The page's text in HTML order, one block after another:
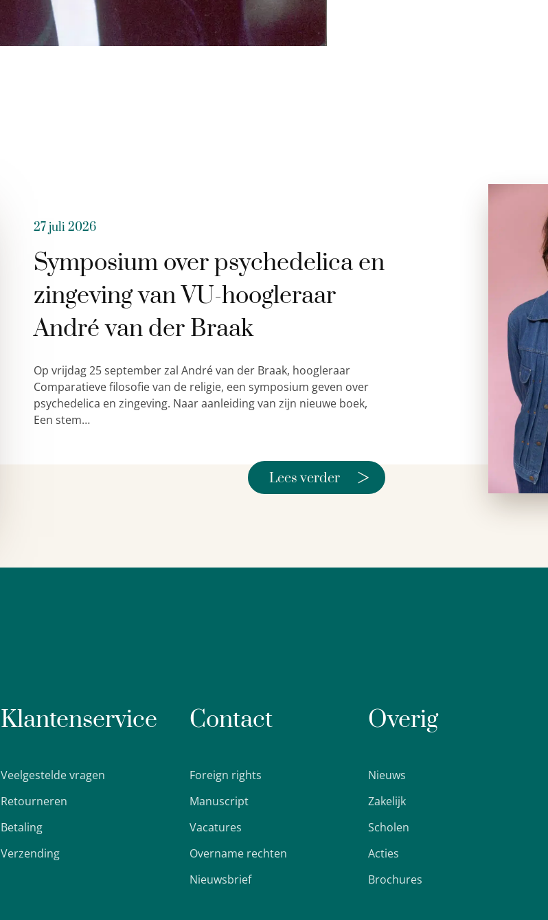
27 juli 2026
Symposium over psychedelica en
zingeving van VU-hoogleraar
André van der Braak
Op vrijdag 25 september zal André van der Braak, hoogleraar
Comparatieve filosofie van de religie, een symposium geven over
psychedelica en zingeving. Naar aanleiding van zijn nieuwe boek,
Een stem…
Lees verder >
Klantenservice
Veelgestelde vragen
Retourneren
Betaling
Verzending
Contact
Foreign rights
Manuscript
Vacatures
Overname rechten
Nieuwsbrief
Overig
Nieuws
Zakelijk
Scholen
Acties
Brochures